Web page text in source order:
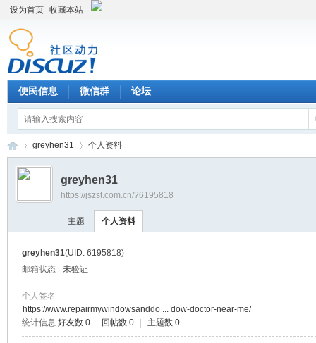
设为首页 收藏本站
便民信息 微信群 论坛
›
greyhen31 个人资料
greyhen31
https://jszst.com.cn/?6195818
主题 个人资料
greyhen31(UID: 6195818)
邮箱状态
未验证
个人签名
https://www.repairmywindowsanddo ... dow-doctor-near-me/
统计信息 好友数 0 回帖数 0 主题数 0